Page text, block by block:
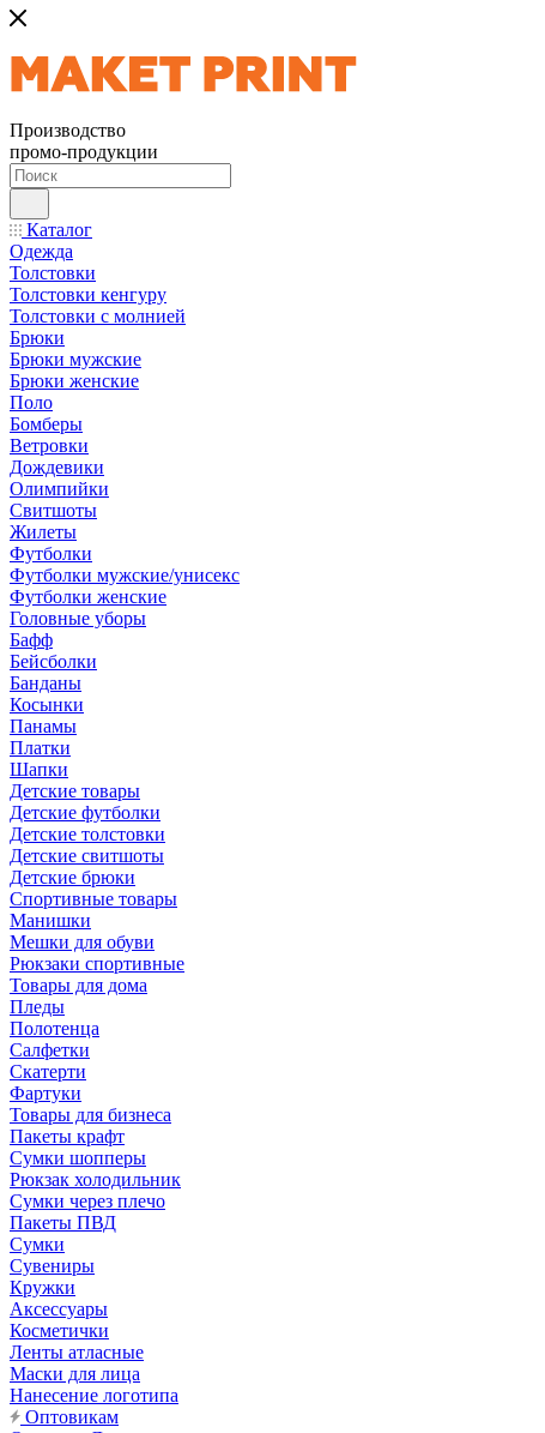
Производство
промо-продукции
Каталог
Одежда
Толстовки
Толстовки кенгуру
Толстовки с молнией
Брюки
Брюки мужские
Брюки женские
Поло
Бомберы
Ветровки
Дождевики
Олимпийки
Свитшоты
Жилеты
Футболки
Футболки мужские/унисекс
Футболки женские
Головные уборы
Бафф
Бейсболки
Банданы
Косынки
Панамы
Платки
Шапки
Детские товары
Детские футболки
Детские толстовки
Детские свитшоты
Детские брюки
Спортивные товары
Манишки
Мешки для обуви
Рюкзаки спортивные
Товары для дома
Пледы
Полотенца
Салфетки
Скатерти
Фартуки
Товары для бизнеса
Пакеты крафт
Сумки шопперы
Рюкзак холодильник
Сумки через плечо
Пакеты ПВД
Сумки
Сувениры
Кружки
Аксессуары
Косметички
Ленты атласные
Маски для лица
Нанесение логотипа
Оптовикам